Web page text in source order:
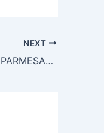
NEXT
SOUFFLÉ DE RICOTA, PARMESANO, MUZZARELLA Y ESTRAGÓN